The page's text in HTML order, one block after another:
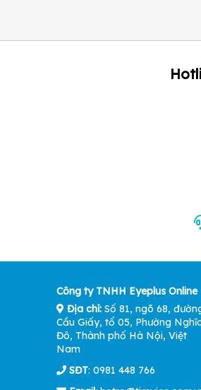
Công ty TNHH Eyeplus Online
Địa chỉ: Số 81, ngõ 68,
Cầu Giấy, tổ 05, Phường
Đô, Thành phố Hà Nội, Việt
Nam
SĐT: 0981 448 766